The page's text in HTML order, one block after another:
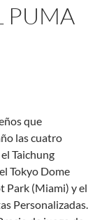
PUMA
que
las cuatro
Taichung
Tokyo Dome
Park (Miami) y el
Personalizadas.